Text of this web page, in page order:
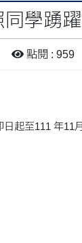
學踴躍
點閱 : 959
起至111 年11